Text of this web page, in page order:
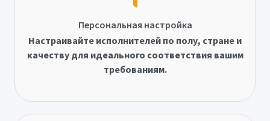
Персональная настройка
Настраивайте исполнителей по полу, стране и
качеству для идеального соответствия вашим
требованиям.